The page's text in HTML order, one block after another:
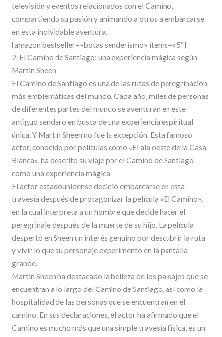
televisión y eventos relacionados con el Camino,
compartiendo su pasión y animando a otros a embarcarse
en esta inolvidable aventura.
[amazon bestseller=»botas senderismo» items=»5″]
2. El Camino de Santiago: una experiencia mágica según
Martin Sheen
El Camino de Santiago es una de las rutas de peregrinación
más emblemáticas del mundo. Cada año, miles de personas
de diferentes partes del mundo se aventuran en este
antiguo sendero en busca de una experiencia espiritual
única. Y Martin Sheen no fue la excepción. Esta famoso
actor, conocido por películas como «El ala oeste de la Casa
Blanca», ha descrito su viaje por el Camino de Santiago
como una experiencia mágica.
El actor estadounidense decidió embarcarse en esta
travesía después de protagonizar la película «El Camino»,
en la cual interpreta a un hombre que decide hacer el
peregrinaje después de la muerte de su hijo. La película
despertó en Sheen un interés genuino por descubrir la ruta
y vivir lo que su personaje experimentó en la pantalla
grande.
Martin Sheen ha destacado la belleza de los paisajes que se
encuentran a lo largo del Camino de Santiago, así como la
hospitalidad de las personas que se encuentran en el
camino. En sus declaraciones, el actor ha afirmado que el
Camino es mucho más que una simple travesía física, es un